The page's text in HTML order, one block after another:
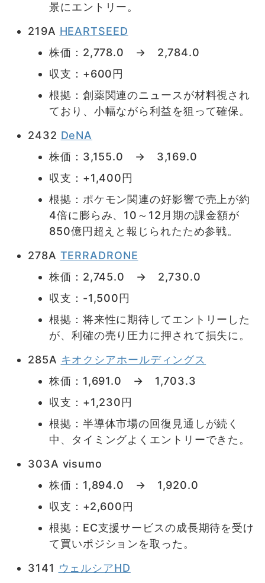
景にエントリー。
219A HEARTSEED
株価：2,778.0 → 2,784.0
収支：+600円
根拠：創薬関連のニュースが材料視され
ており、小幅ながら利益を狙って確保。
2432 DeNA
株価：3,155.0 → 3,169.0
収支：+1,400円
根拠：ポケモン関連の好影響で売上が約
4倍に膨らみ、10～12月期の課金額が
850億円超えと報じられたため参戦。
278A TERRADRONE
株価：2,745.0 → 2,730.0
収支：-1,500円
根拠：将来性に期待してエントリーした
が、利確の売り圧力に押されて損失に。
285A キオクシアホールディングス
株価：1,691.0 → 1,703.3
収支：+1,230円
根拠：半導体市場の回復見通しが続く
中、タイミングよくエントリーできた。
303A visumo
株価：1,894.0 → 1,920.0
収支：+2,600円
根拠：EC支援サービスの成長期待を受け
て買いポジションを取った。
3141 ウェルシアHD